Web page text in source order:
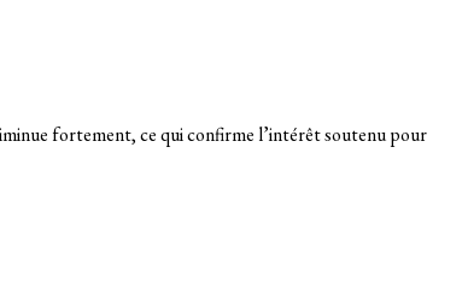
fortement, ce qui confirme l’intérêt soutenu pour